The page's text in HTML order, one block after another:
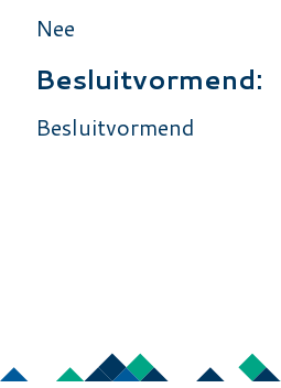
Nee
Besluitvormend:
Besluitvormend